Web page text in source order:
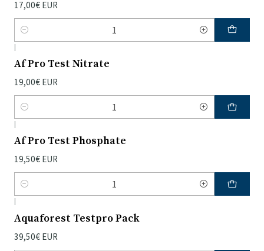
17,00€ EUR
Quantidade
|
Af Pro Test Nitrate
19,00€ EUR
Quantidade
|
Af Pro Test Phosphate
19,50€ EUR
Quantidade
|
Aquaforest Testpro Pack
39,50€ EUR